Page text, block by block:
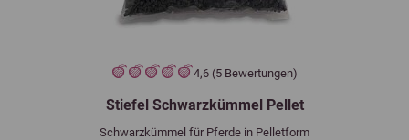
4,6 (5 Bewertungen)
Stiefel Schwarzkümmel Pellet
Schwarzkümmel für Pferde in Pelletform